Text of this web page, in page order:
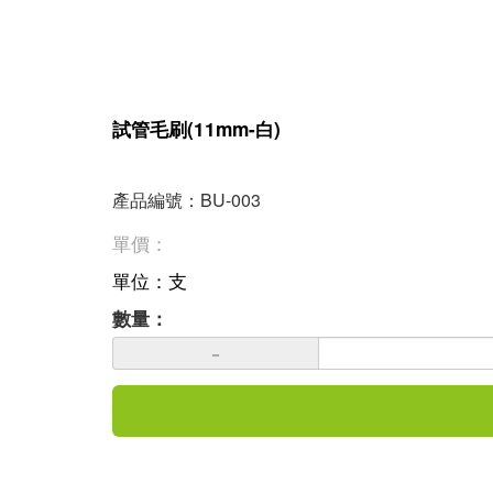
試管毛刷(11mm-白)
產品編號：BU-003
單價：
單位：支
數量：
－